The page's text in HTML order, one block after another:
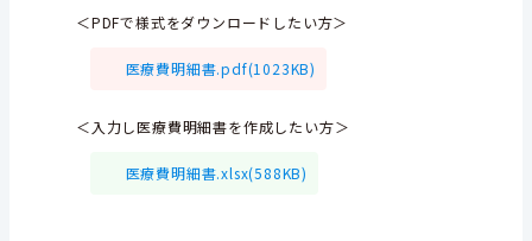
＜PDFで様式をダウンロードしたい方＞
医療費明細書.pdf(1023KB)
＜入力し医療費明細書を作成したい方＞
医療費明細書.xlsx(588KB)